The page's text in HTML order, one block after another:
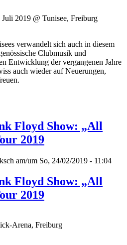
2019 @ Tunisee, Freiburg
verwandelt sich auch in diesem
Clubmusik und
Entwicklung der vergangenen Jahre
auch wieder auf Neuerungen,
Floyd Show: „All
2019
am/um So, 24/02/2019 - 11:04
Floyd Show: „All
2019
Arena, Freiburg